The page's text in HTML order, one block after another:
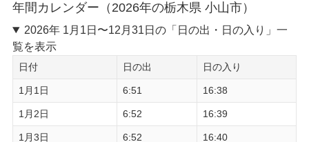
年間カレンダー（2026年の栃木県 小山市）
2026年 1月1日〜12月31日の「日の出・日の入り」一
覧を表示
日付 日の出 日の入り
1月1日 6:51 16:38
1月2日 6:52 16:39
1月3日 6:52 16:40